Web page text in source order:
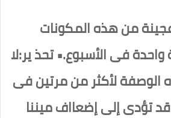
من هذه المكونات
فى الأسبوع.• تحذ ير:لا
الوصفة لأكثر من مرتين فى
قد تؤدى إلى إضعااف ميننا